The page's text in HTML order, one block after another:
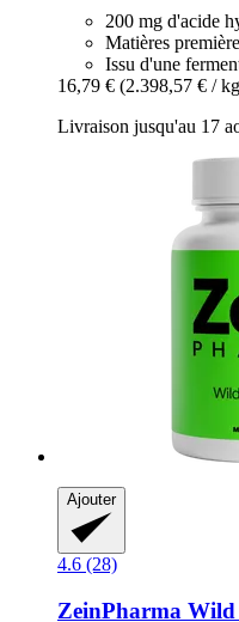
200 mg d'acide
Matières
Issu d'une
16,79 € (2.398,57 € /
Livraison jusqu'au 17
Ajouter
4.6 (28)
ZeinPharma Wild